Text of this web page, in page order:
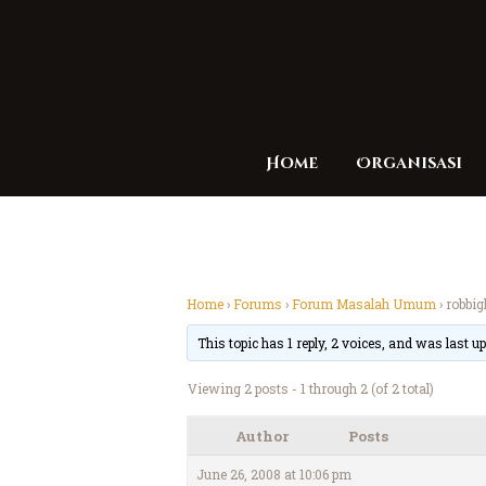
Home Organisasi
Home›Forums ›Forum Masalah Umum ›
This topic has 1 reply, 2 voices, and was last
Viewing 2 posts - 1 through 2 (of 2 total)
Author Posts
June 26, 2008 at 10:06 pm